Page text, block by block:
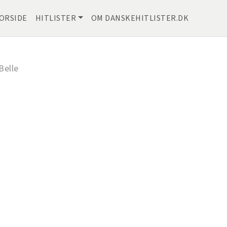
HITLISTER OM DANSKEHITLISTER.DK